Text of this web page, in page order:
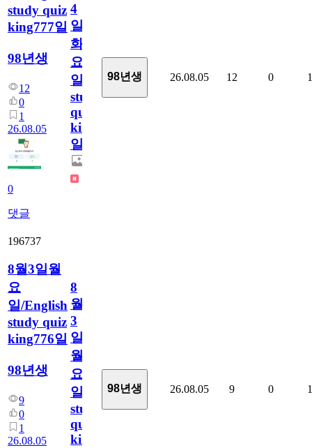
study quiz
king777일
98년생
12
0
1
26.08.05
0
댓글
4
일
화
요
일/English
study
quiz
king777
일
98년생 26.08.05 12 0 1
196737
8월3일월
요
일/English
study quiz
king776일
98년생
9
0
1
26.08.05
8
월
3
일
월
요
일/English
study
quiz
king776
98년생 26.08.05 9 0 1